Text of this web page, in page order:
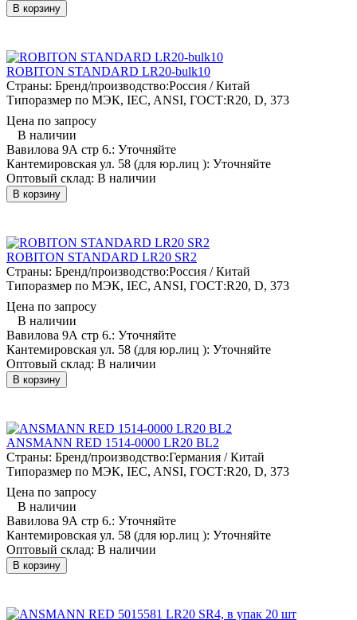
В корзину
ROBITON STANDARD LR20-bulk10
Страны: Бренд/производство:Россия / Китай
Типоразмер по МЭК, IEC, ANSI, ГОСТ:R20, D, 373
Цена по запросу
В наличии
Вавилова 9А стр 6.: Уточняйте
Кантемировская ул. 58 (для юр.лиц ): Уточняйте
Оптовый склад: В наличии
В корзину
ROBITON STANDARD LR20 SR2
Страны: Бренд/производство:Россия / Китай
Типоразмер по МЭК, IEC, ANSI, ГОСТ:R20, D, 373
Цена по запросу
В наличии
Вавилова 9А стр 6.: Уточняйте
Кантемировская ул. 58 (для юр.лиц ): Уточняйте
Оптовый склад: В наличии
В корзину
ANSMANN RED 1514-0000 LR20 BL2
Страны: Бренд/производство:Германия / Китай
Типоразмер по МЭК, IEC, ANSI, ГОСТ:R20, D, 373
Цена по запросу
В наличии
Вавилова 9А стр 6.: Уточняйте
Кантемировская ул. 58 (для юр.лиц ): Уточняйте
Оптовый склад: В наличии
В корзину